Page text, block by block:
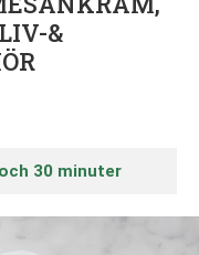
&
30 minuter